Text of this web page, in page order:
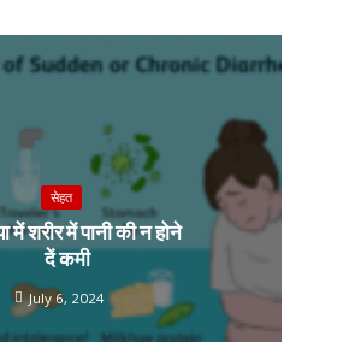
सेहत
में शरीर में पानी की न होने
दें कमी
July 6, 2024